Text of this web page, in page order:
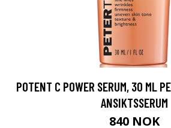
POTENT C POWER SERUM, 30 ML
ANSIKTSSERUM
840 NOK